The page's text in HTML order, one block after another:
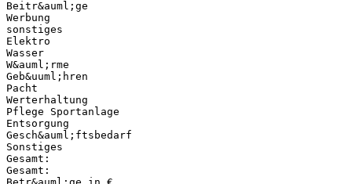
Beitr&auml;ge
Werbung
sonstiges
Elektro
Wasser
W&auml;rme
Geb&uuml;hren
Pacht
Werterhaltung
Pflege Sportanlage
Entsorgung
Gesch&auml;ftsbedarf
Sonstiges
Gesamt:
Gesamt: